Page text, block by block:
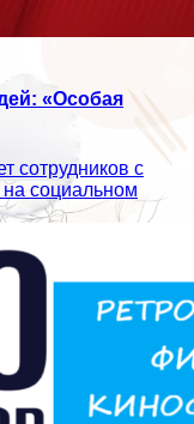
«Особая
сотрудников с
социальном